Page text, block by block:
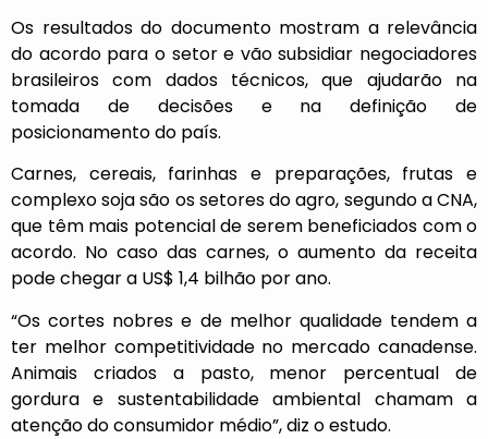
Os resultados do documento mostram a relevância
do acordo para o setor e vão subsidiar negociadores
brasileiros com dados técnicos, que ajudarão na
tomada de decisões e na definição de
posicionamento do país.
Carnes, cereais, farinhas e preparações, frutas e
complexo soja são os setores do agro, segundo a CNA,
que têm mais potencial de serem beneficiados com o
acordo. No caso das carnes, o aumento da receita
pode chegar a US$ 1,4 bilhão por ano.
“Os cortes nobres e de melhor qualidade tendem a
ter melhor competitividade no mercado canadense.
Animais criados a pasto, menor percentual de
gordura e sustentabilidade ambiental chamam a
atenção do consumidor médio”, diz o estudo.